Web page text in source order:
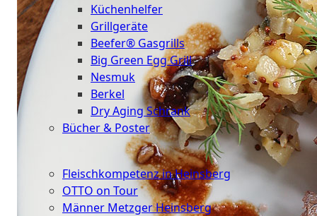
Küchenhelfer
Grillgeräte
Beefer® Gasgrills
Big Green Egg Grill
Nesmuk
Berkel
Dry Aging Schrank
Bücher & Poster
Fleischkompetenz in Heinsberg
OTTO on Tour
Männer Metzger Heinsberg